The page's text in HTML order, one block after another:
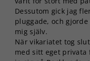
Dessutom gick jag
pluggade, och
mig själv.
När vikariatet tog
med sitt eget privata